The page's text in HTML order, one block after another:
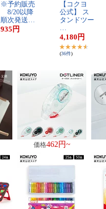
※​予​約​販​売​
​8​/​2​0​以​降​
順​次​発​送​…
935 円
【​コ​ク​ヨ​ ​
公​式​】​ ​ス​
タ​ン​ド​ツ​ー​
…
4,180 円
(36件)
価格462円~